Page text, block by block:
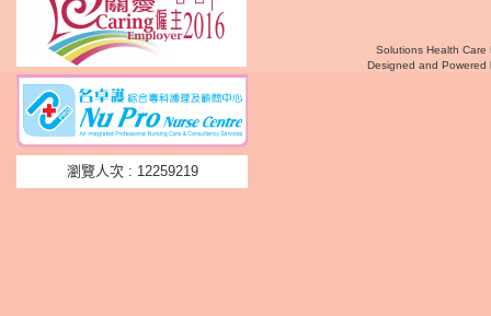
瀏覽人次 : 12259219
Solutions Health Care
Designed and